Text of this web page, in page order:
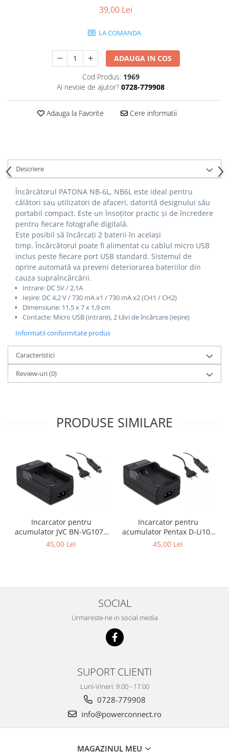
Produse de bucatarie kjøk
Pachete Promo
Blițuri și lumini foto/video
Cablu date
tableta
Telefoane mobile
Casti
Telefoane mobile
Custi aparate foto-video
Incarcatoare auto
Telefoane mobile
39,00 Lei
LA COMANDA
ADAUGA IN COS
Cod Produs: 1969
Ai nevoie de ajutor? 0728-779908
Adauga la Favorite Cere informatii
Descriere
Încărcătorul PATONA NB-6L, NB6L este ideal pentru
călători sau utilizatori de afaceri, datorită designului său
portabil compact. Este un însoțitor practic și de încredere
pentru fiecare fotografie digitală.
Este posibil să încărcați 2 baterii în același
timp. Încărcătorul poate fi alimentat cu cablul micro USB
inclus peste fiecare port USB standard. Sistemul de
oprire automată va preveni deteriorarea bateriilor din
cauza supraîncărcării.
Intrare: DC 5V / 2,1A
Ieșire: DC 4,2 V / 730 mA x1 / 730 mA x2 (CH1 / CH2)
Dimensiune: 11,5 x 7 x 1,9 cm
Contacte: Micro USB (intrare), 2 tăvi de încărcare (ieșire)
Informatii conformitate produs
Caracteristici
Review-uri(0)
PRODUSE SIMILARE
Incarcator pentru
acumulator JVC BN-VG107e
Patona
45,00 Lei
Incarcator pentru
acumulator Pentax D-Li109
Patona
45,00 Lei
SOCIAL
Urmareste-ne in social media
SUPORT CLIENTI
Luni-Vineri: 9.00 - 17.00
0728-779908
info@powerconnect.ro
MAGAZINUL MEU